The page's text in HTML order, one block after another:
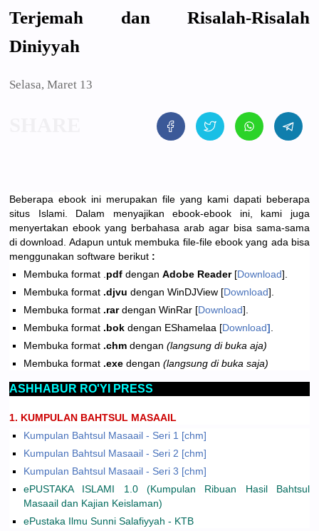
Terjemah dan Risalah-Risalah
Diniyyah
Selasa, Maret 13
Beberapa ebook ini merupakan file yang kami dapati beberapa
situs Islami. Dalam menyajikan ebook-ebook ini, kami juga
menyertakan ebook yang berbahasa arab agar bisa sama-sama
di download. Adapun untuk membuka file-file ebook yang ada bisa
menggunakan software berikut :
Membuka format . pdf dengan Adobe Reader[Download].
Membuka format .djvu dengan WinDJView [Download].
Membuka format .rardengan WinRar [Download].
Membuka format .bok dengan EShamelaa [Download]
Membuka format .chm dengan (langsung di buka aja)
Membuka format .exe dengan (langsung di buka saja)
ASHHABUR RO'YI PRESS
1. KUMPULAN BAHTSUL MASAAIL
Kumpulan Bahtsul Masaail - Seri 1 [chm]
Kumpulan Bahtsul Masaail - Seri 2 [chm]
Kumpulan Bahtsul Masaail - Seri 3 [chm]
ePUSTAKA ISLAMI 1.0 (Kumpulan Ribuan Hasil Bahtsul
Masaail dan Kajian Keislaman)
ePustaka Ilmu Sunni Salafiyyah - KTB